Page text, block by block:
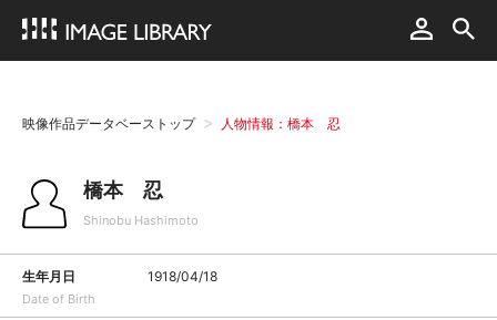
映像作品データベーストップ 人物情報：橋本 忍
橋本 忍
Shinobu Hashimoto
生年月日
Date of Birth
1918/04/18